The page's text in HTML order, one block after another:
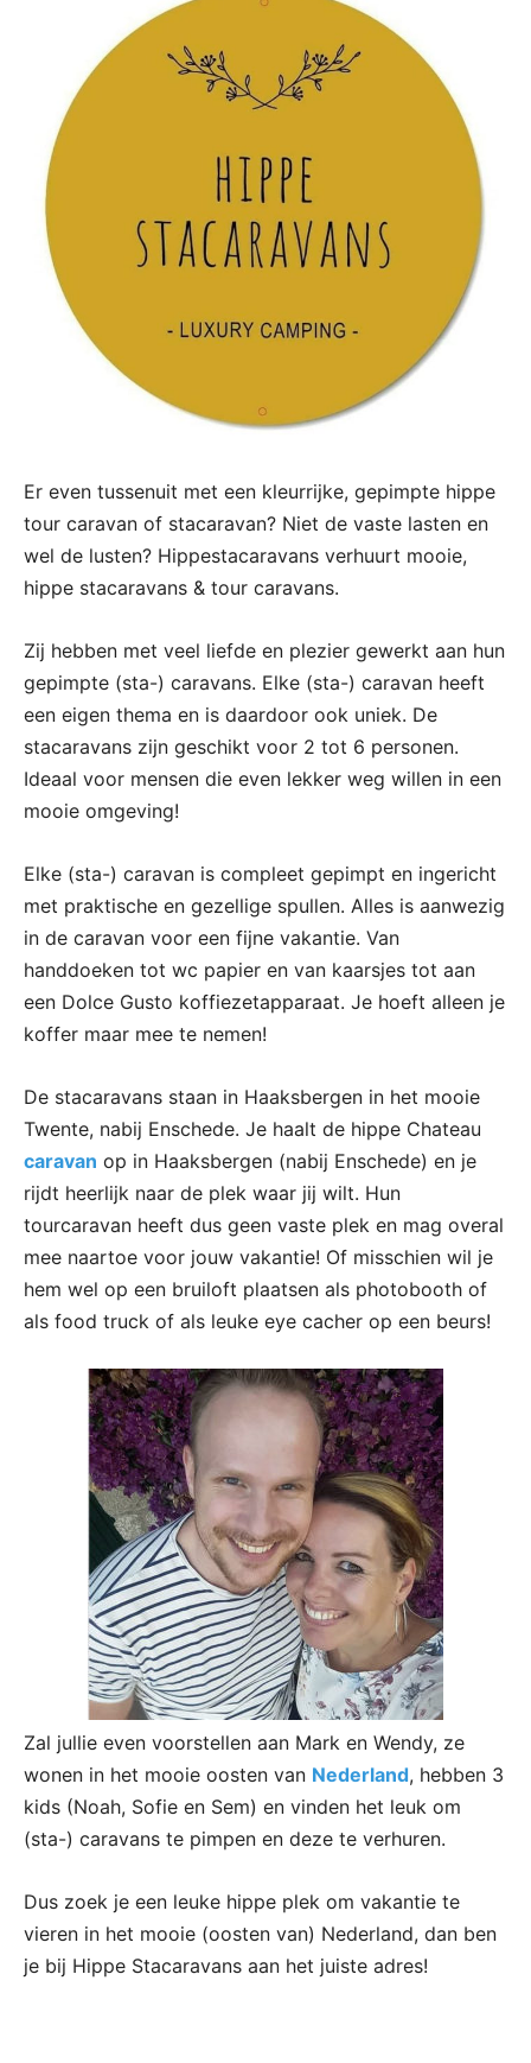
Er even tussenuit met een kleurrijke, gepimpte hippe
tour caravan of stacaravan? Niet de vaste lasten en
wel de lusten? Hippestacaravans verhuurt mooie,
hippe stacaravans & tour caravans.
Zij hebben met veel liefde en plezier gewerkt aan hun
gepimpte (sta-) caravans. Elke (sta-) caravan heeft
een eigen thema en is daardoor ook uniek. De
stacaravans zijn geschikt voor 2 tot 6 personen.
Ideaal voor mensen die even lekker weg willen in een
mooie omgeving!
Elke (sta-) caravan is compleet gepimpt en ingericht
met praktische en gezellige spullen. Alles is aanwezig
in de caravan voor een fijne vakantie. Van
handdoeken tot wc papier en van kaarsjes tot aan
een Dolce Gusto koffiezetapparaat. Je hoeft alleen je
koffer maar mee te nemen!
De stacaravans staan in Haaksbergen in het mooie
Twente, nabij Enschede. Je haalt de hippe Chateau
caravan op in Haaksbergen (nabij Enschede) en je
rijdt heerlijk naar de plek waar jij wilt. Hun
tourcaravan heeft dus geen vaste plek en mag overal
mee naartoe voor jouw vakantie! Of misschien wil je
hem wel op een bruiloft plaatsen als photobooth of
als food truck of als leuke eye cacher op een beurs!
Zal jullie even voorstellen aan Mark en Wendy, ze
wonen in het mooie oosten van Nederland, hebben 3
kids (Noah, Sofie en Sem) en vinden het leuk om
(sta-) caravans te pimpen en deze te verhuren.
Dus zoek je een leuke hippe plek om vakantie te
vieren in het mooie (oosten van) Nederland, dan ben
je bij Hippe Stacaravans aan het juiste adres!